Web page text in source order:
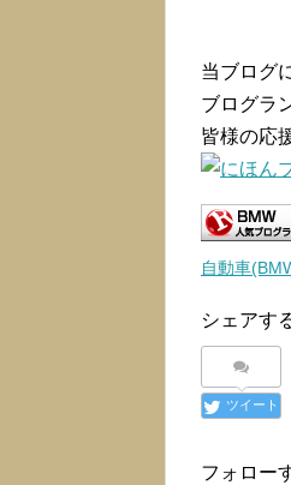
当ブログ
ブログラ
皆様の応
自動車
シェアす
ツイート
フォロー